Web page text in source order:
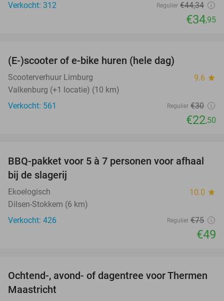
Verkocht: 312
Regulier €44,34
€34,95
(E-)scooter of e-bike huren (hele dag)
Scooterverhuur Limburg 9.6 star
Valkenburg (+1 locatie) (10 km)
Verkocht: 561
Regulier €30
€22,50
35%
BBQ-pakket voor 5 à 7 personen voor afhaal
bij de slagerij
Ekoelogisch 10.0 star
Dilsen-Stokkem (6 km)
Verkocht: 426
Regulier €75
€49
25%
Ochtend-, avond- of dagentree voor Thermen
Maastricht